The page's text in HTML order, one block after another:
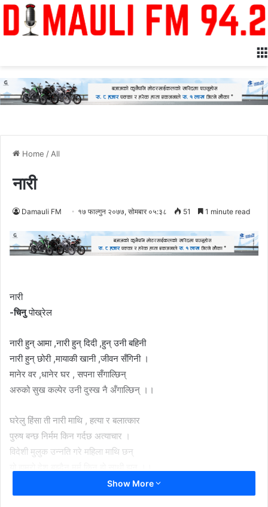
Home / All
नारी
Damauli FM १७ फाल्गुन २०७७, सोमबार ०५:३८ 51 1 minute read
नारी
-चिनुपोख्रेल
नारी हुन् आमा ,नारी हुन् दिदी ,हुन् उनी बहिनी
नारी हुन् छोरी ,मायाकी खानी ,जीवन सँगिनी ।
मानेर वर ,धानेर घर , सपना सँगाल्छिन्
अरुको सुख कल्पेर उनी दुस्ख नै अँगाल्छिन् ।।
घरेलु हिंसा ती नारी माथि , हत्या र बलात्कार
पुरुष बन्छ निर्मम किन गर्दछ अत्याचार ।
विदेशी मुलुक उन्नति गरे महिला माथि छन्
हो सबै क्षेत्र नारीको निम्ति पहुँच चाहिन्छ
Show More